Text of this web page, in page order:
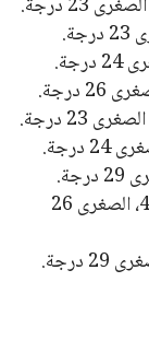
الوادي الجديد: العظمى 39، والمحسوسة 40، الصغرى 26